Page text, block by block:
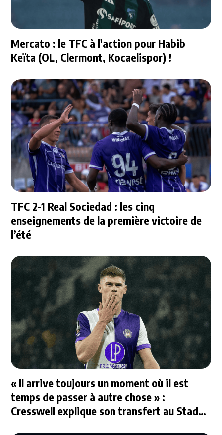
Mercato : le TFC à l'action pour Habib
Keïta (OL, Clermont, Kocaelispor) !
TFC 2-1 Real Sociedad : les cinq
enseignements de la première victoire de
l’été
« Il arrive toujours un moment où il est
temps de passer à autre chose » :
Cresswell explique son transfert au Stade